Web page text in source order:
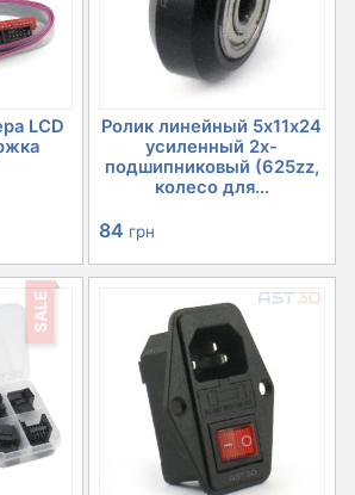
LCD
Ролик линейный 5х11х24
усиленный 2х-
подшипниковый (625zz,
колесо для...
84 грн
SALE